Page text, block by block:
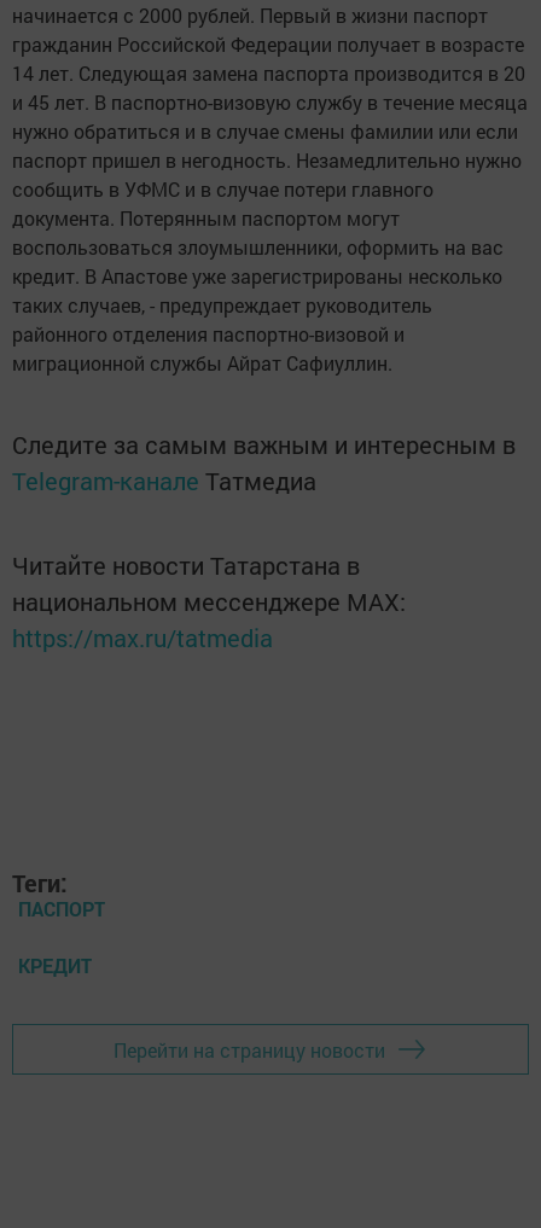
начинается с 2000 рублей. Первый в жизни паспорт
гражданин Российской Федерации получает в возрасте
14 лет. Следующая замена паспорта производится в 20
и 45 лет. В паспортно-визовую службу в течение месяца
нужно обратиться и в случае смены фамилии или если
паспорт пришел в негодность. Незамедлительно нужно
сообщить в УФМС и в случае потери главного
документа. Потерянным паспортом могут
воспользоваться злоумышленники, оформить на вас
кредит. В Апастове уже зарегистрированы несколько
таких случаев, - предупреждает руководитель
районного отделения паспортно-визовой и
миграционной службы Айрат Сафиуллин.
Следите за самым важным и интересным в
Telegram-канале Татмедиа
Читайте новости Татарстана в
национальном мессенджере MАХ:
https://max.ru/tatmedia
Теги:
ПАСПОРТ
КРЕДИТ
Перейти на страницу новости